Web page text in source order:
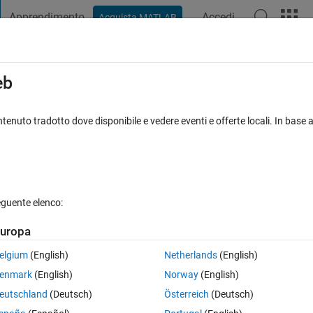
Apprendimento Acquista MATLAB Accedi
0 voti
are needed by the
tradotto dove disponibile e vedere eventi e offerte locali. In
elenco:
(English)
(English)
(Deutsch)
Netherlands(English)
Norway(English)
Österreich (Deutsch)